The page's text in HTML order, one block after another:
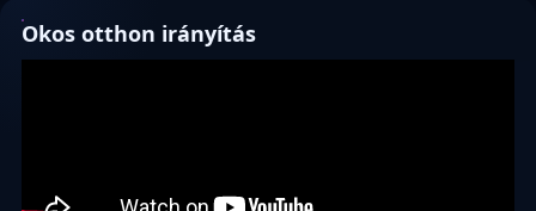
Okos otthon irányítás